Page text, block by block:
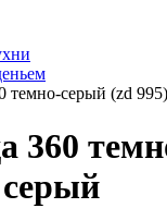
темно-серый (zd
360